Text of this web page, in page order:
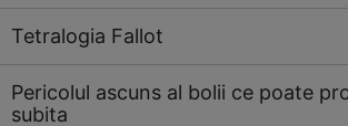
Tetralogia Fallot
Pericolul ascuns al bolii ce poate
subita